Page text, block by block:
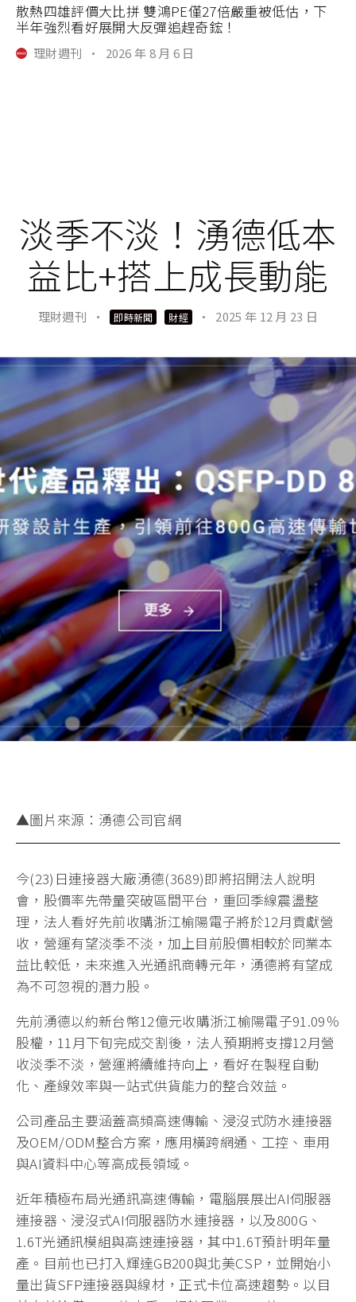
散熱四雄評價大比拼 雙鴻PE僅27倍嚴重被低估，下
半年強烈看好展開大反彈追趕奇鋐！
理財週刊 · 2026 年 8 月 6 日
淡季不淡！湧德低本
益比+搭上成長動能
理財週刊 · 即時新聞 財經 · 2025 年 12 月 23 日
▲圖片來源：湧德公司官網
今(23)日連接器大廠湧德(3689)即將招開法人說明
會，股價率先帶量突破區間平台，重回季線震盪整
理，法人看好先前收購浙江榆陽電子將於12月貢獻營
收，營運有望淡季不淡，加上目前股價相較於同業本
益比較低，未來進入光通訊商轉元年，湧德將有望成
為不可忽視的潛力股。
先前湧德以約新台幣12億元收購浙江榆陽電子91.09％
股權，11月下旬完成交割後，法人預期將支撐12月營
收淡季不淡，營運將續維持向上，看好在製程自動
化、產線效率與一站式供貨能力的整合效益。
公司產品主要涵蓋高頻高速傳輸、浸沒式防水連接器
及OEM/ODM整合方案，應用橫跨網通、工控、車用
與AI資料中心等高成長領域。
近年積極布局光通訊高速傳輸，電腦展展出AI伺服器
連接器、浸沒式AI伺服器防水連接器，以及800G、
1.6T光通訊模組與高速連接器，其中1.6T預計明年量
產。目前也已打入輝達GB200與北美CSP，並開始小
量出貨SFP連接器與線材，正式卡位高速趨勢。以目